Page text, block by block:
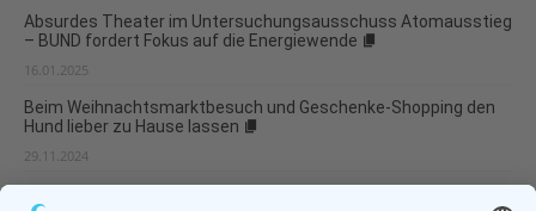
Absurdes Theater im Untersuchungsausschuss Atomausstieg
– BUND fordert Fokus auf die Energiewende
16.01.2025
Beim Weihnachtsmarktbesuch und Geschenke-Shopping den
Hund lieber zu Hause lassen
29.11.2024